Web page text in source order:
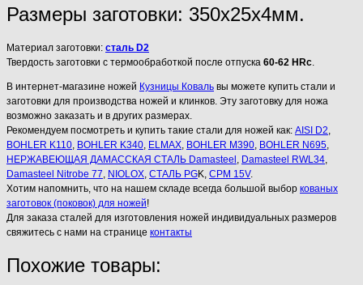
Размеры заготовки: 350х25х4мм.
Материал заготовки: сталь D2
Твердость заготовки с термообработкой после отпуска 60-62 HRc
В интернет-магазине ножей Кузницы Коваль вы можете купить стали и
заготовки для производства ножей и клинков. Эту заготовку для ножа
возможно заказать и в других размерах.
Рекомендуем посмотреть и купить такие стали для ножей как: AISI D2
BOHLER K110 BOHLER K340 ELMAX BOHLER M390 BOHLER N695
НЕРЖАВЕЮЩАЯ ДАМАССКАЯ СТАЛЬ Damasteel Damasteel RWL34
Damasteel Nitrobe 77 NIOLOX СТАЛЬ PGK, CPM 15V.
Хотим напомнить, что на нашем складе всегда большой выбор кованых
заготовок (поковок) для ножей!
Для заказа сталей для изготовления ножей индивидуальных размеров
свяжитесь с нами на странице контакты
Похожие товары: